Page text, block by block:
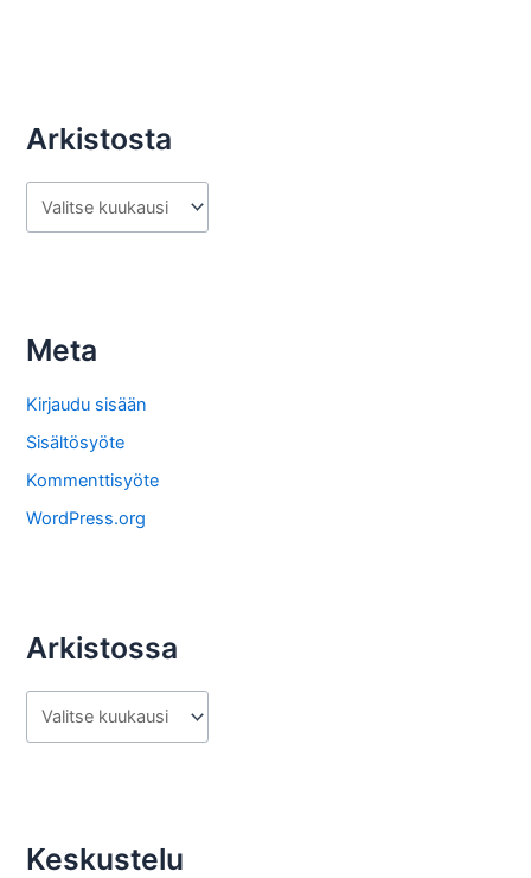
Arkistosta
r
s
o
s
t
a
Meta
Kirjaudu sisään
Sisältösyöte
Kommenttisyöte
WordPress.org
Arkistossa
r
sKeskustelu